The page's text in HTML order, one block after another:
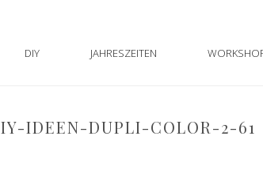
DIY JAHRESZEITEN
IDEEN-DUPLI-COLOR-2-61